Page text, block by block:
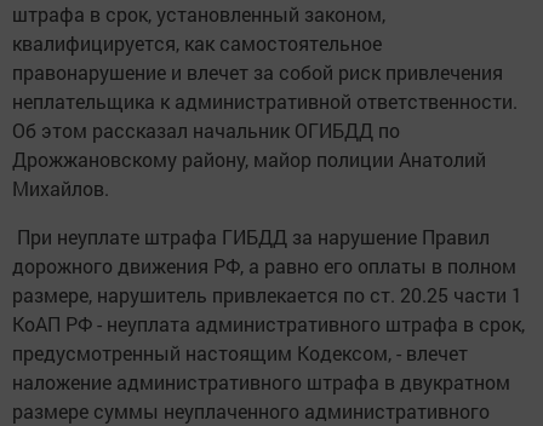
штрафа в срок, установленный законом,
квалифицируется, как самостоятельное
правонарушение и влечет за собой риск привлечения
неплательщика к административной ответственности.
Об этом рассказал начальник ОГИБДД по
Дрожжановскому району, майор полиции Анатолий
Михайлов.
При неуплате штрафа ГИБДД за нарушение Правил
дорожного движения РФ, а равно его оплаты в полном
размере, нарушитель привлекается по ст. 20.25 части 1
КоАП РФ - неуплата административного штрафа в срок,
предусмотренный настоящим Кодексом, - влечет
наложение административного штрафа в двукратном
размере суммы неуплаченного административного